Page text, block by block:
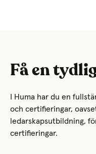
Få en
I Huma har du en
och certifieringar,
ledarskapsutbildning,
certifieringar.